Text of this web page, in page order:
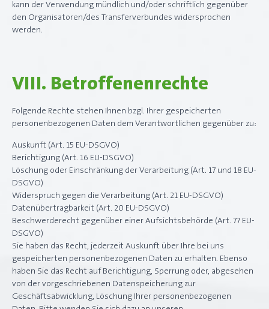
kann der Verwendung mündlich und/oder schriftlich gegenüber
den Organisatoren/des Transferverbundes widersprochen
werden.
VIII. Betroffenenrechte
Folgende Rechte stehen Ihnen bzgl. Ihrer gespeicherten
personenbezogenen Daten dem Verantwortlichen gegenüber zu:
Auskunft (Art. 15 EU-DSGVO)
Berichtigung (Art. 16 EU-DSGVO)
Löschung oder Einschränkung der Verarbeitung (Art. 17 und 18 EU-
DSGVO)
Widerspruch gegen die Verarbeitung (Art. 21 EU-DSGVO)
Datenübertragbarkeit (Art. 20 EU-DSGVO)
Beschwerderecht gegenüber einer Aufsichtsbehörde (Art. 77 EU-
DSGVO)
Sie haben das Recht, jederzeit Auskunft über Ihre bei uns
gespeicherten personenbezogenen Daten zu erhalten. Ebenso
haben Sie das Recht auf Berichtigung, Sperrung oder, abgesehen
von der vorgeschriebenen Datenspeicherung zur
Geschäftsabwicklung, Löschung Ihrer personenbezogenen